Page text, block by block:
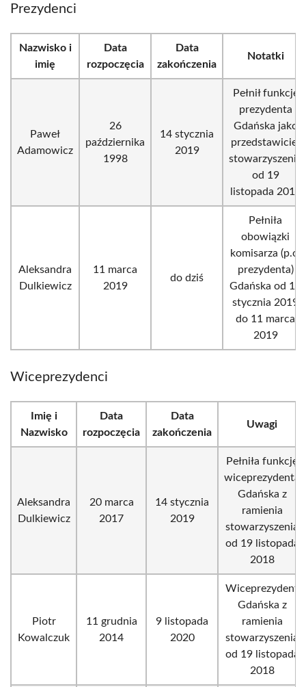
Prezydenci
Nazwisko i
imię
Data
rozpoczęcia
Data
zakończenia
Notatki
Paweł
Adamowicz
26
października
1998
14 stycznia
2019
Pełnił funkcję
prezydenta
Gdańska jako
przedstawiciel
stowarzyszenia
od 19
listopada 2018
Aleksandra
Dulkiewicz
11 marca
2019
do dziś
Pełniła
obowiązki
komisarza (p.o.
prezydenta)
Gdańska od 17
stycznia 2019
do 11 marca
2019
Wiceprezydenci
Imię i
Nazwisko
Data
rozpoczęcia
Data
zakończenia
Uwagi
Aleksandra
Dulkiewicz
20 marca
2017
14 stycznia
2019
Pełniła funkcję
wiceprezydenta
Gdańska z
ramienia
stowarzyszenia
od 19 listopada
2018
Piotr
Kowalczuk
11 grudnia
2014
9 listopada
2020
Wiceprezydent
Gdańska z
ramienia
stowarzyszenia
od 19 listopada
2018